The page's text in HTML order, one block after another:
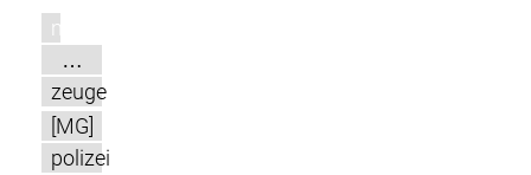
m
…
zeuge
[MG]
polizei